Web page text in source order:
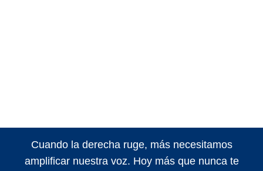
Cuando la derecha ruge, más necesitamos
amplificar nuestra voz. Hoy más que nunca te